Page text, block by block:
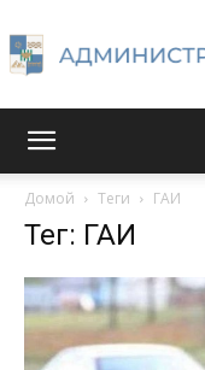
Домой Теги ГАИ
Тег: ГАИ